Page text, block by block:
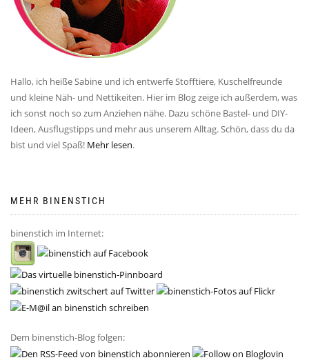
Hallo, ich heiße Sabine und ich entwerfe Stofftiere, Kuschelfreunde
und kleine Näh- und Nettikeiten. Hier im Blog zeige ich außerdem, was
ich sonst noch so zum Anziehen nähe. Dazu schöne Bastel- und DIY-
Ideen, Ausflugstipps und mehr aus unserem Alltag. Schön, dass du da
bist und viel Spaß! Mehr lesen.
MEHR BINENSTICH
binenstich im Internet:
Dem binenstich-Blog folgen: